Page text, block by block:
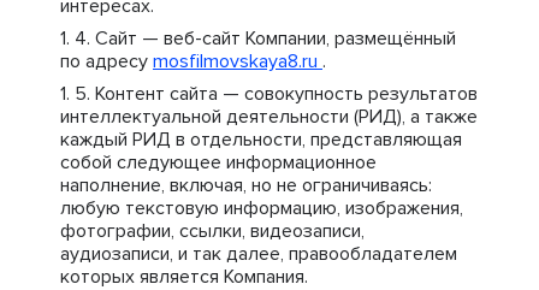
интересах.
Сайт — веб-сайт Компании, размещённый
по адресу mosfilmovskaya8.ru .
Контент сайта — совокупность результатов
интеллектуальной деятельности (РИД), а также
каждый РИД в отдельности, представляющая
собой следующее информационное
наполнение, включая, но не ограничиваясь:
любую текстовую информацию, изображения,
фотографии, ссылки, видеозаписи,
аудиозаписи, и так далее, правообладателем
которых является Компания.